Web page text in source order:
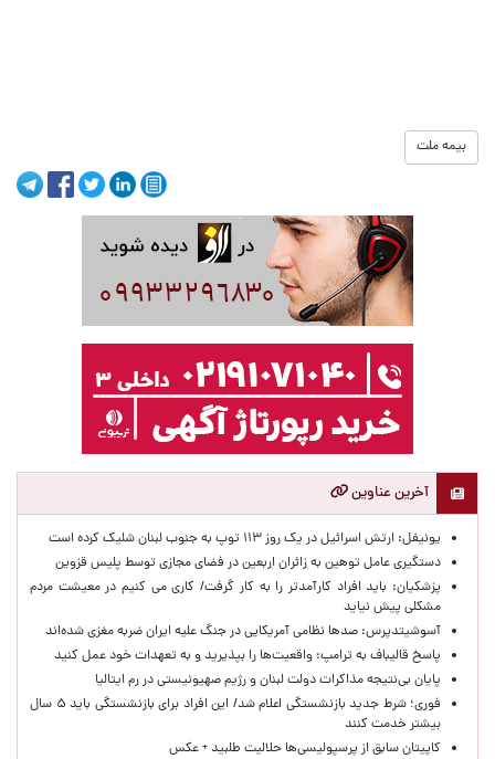
بیمه ملت
آخرین عناوین
یونیفل: ارتش اسرائیل در یک روز ۱۱۳ توپ به جنوب لبنان شلیک کرده است
دستگیری عامل توهین به زائران اربعین در فضای مجازی توسط پلیس قزوین
پزشکیان: باید افراد کارآمدتر را به کار گرفت/ کاری می کنیم در معیشت مردم
مشکلی پیش نیاید
آسوشیتدپرس: صدها نظامی آمریکایی در جنگ علیه ایران ضربه مغزی شده‌اند
پاسخ قالیباف به ترامپ: واقعیت‌ها را بپذیرید و به تعهدات خود عمل کنید
پایان بی‌نتیجه مذاکرات دولت لبنان و رژیم صهیونیستی در رم ایتالیا
فوری؛ شرط جدید بازنشستگی اعلام شد/ این افراد برای بازنشستگی باید ۵ سال
بیشتر خدمت کنند
کاپیتان سابق از پرسپولیسی‌ها حلالیت طلبید + عکس